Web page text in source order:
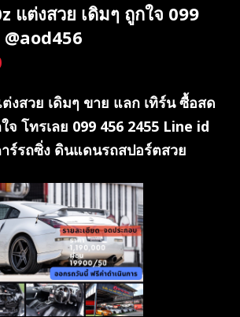
แต่งสวย เดิมๆ ถูกใจ 099
งสวย เดิมๆ ขาย แลก เทิร์น ซื้อสด
โทรเลย 099 456 2455 Line id
ร์รถซิ่ง ดินแดนรถสปอร์ตสวย